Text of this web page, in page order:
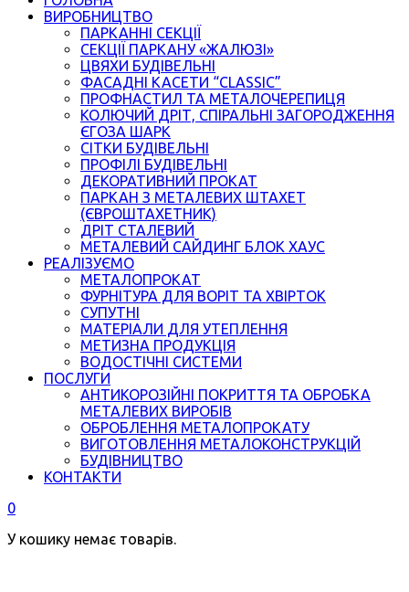
ВИРОБНИЦТВО
ПАРКАННІ СЕКЦІЇ
СЕКЦІЇ ПАРКАНУ «ЖАЛЮЗІ»
ЦВЯХИ БУДІВЕЛЬНІ
ФАСАДНІ КАСЕТИ “CLASSIC”
ПРОФНАСТИЛ ТА МЕТАЛОЧЕРЕПИЦЯ
КОЛЮЧИЙ ДРІТ, СПІРАЛЬНІ ЗАГОРОДЖЕННЯ
ЄГОЗА ШАРК
СІТКИ БУДІВЕЛЬНІ
ПРОФІЛІ БУДІВЕЛЬНІ
ДЕКОРАТИВНИЙ ПРОКАТ
ПАРКАН З МЕТАЛЕВИХ ШТАХЕТ
(ЄВРОШТАХЕТНИК)
ДРІТ СТАЛЕВИЙ
МЕТАЛЕВИЙ САЙДИНГ БЛОК ХАУС
РЕАЛІЗУЄМО
МЕТАЛОПРОКАТ
ФУРНІТУРА ДЛЯ ВОРІТ ТА ХВІРТОК
СУПУТНІ
МАТЕРІАЛИ ДЛЯ УТЕПЛЕННЯ
МЕТИЗНА ПРОДУКЦІЯ
ВОДОСТІЧНІ СИСТЕМИ
ПОСЛУГИ
АНТИКОРОЗІЙНІ ПОКРИТТЯ ТА ОБРОБКА
МЕТАЛЕВИХ ВИРОБІВ
ОБРОБЛЕННЯ МЕТАЛОПРОКАТУ
ВИГОТОВЛЕННЯ МЕТАЛОКОНСТРУКЦІЙ
БУДІВНИЦТВО
КОНТАКТИ
0
У кошику немає товарів.